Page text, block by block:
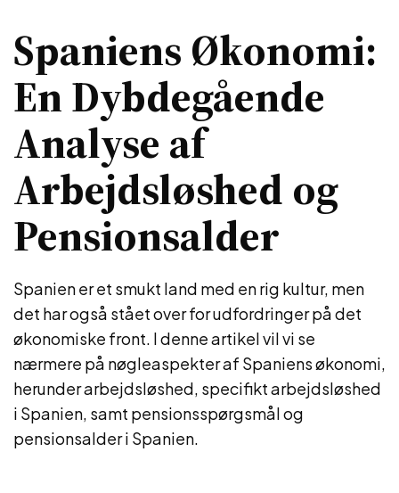
Spaniens Økonomi:
En Dybdegående
Analyse af
Arbejdsløshed og
Pensionsalder
Spanien er et smukt land med en rig kultur, men
det har også stået over for udfordringer på det
økonomiske front. I denne artikel vil vi se
nærmere på nøgleaspekter af Spaniens økonomi,
herunder arbejdsløshed, specifikt arbejdsløshed
i Spanien, samt pensionsspørgsmål og
pensionsalder i Spanien.